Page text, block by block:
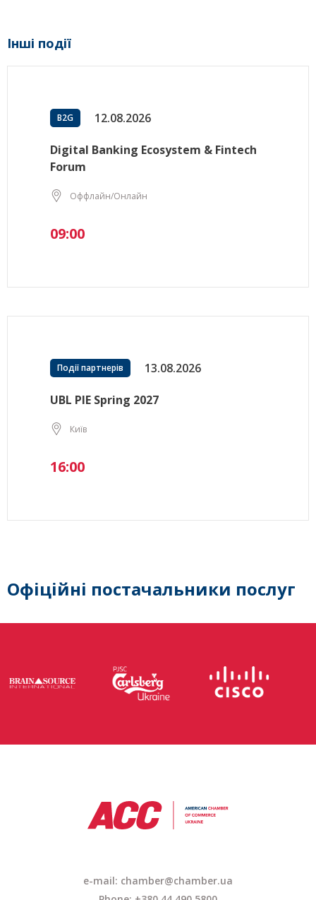
Інші події
B2G 12.08.2026
Digital Banking Ecosystem & Fintech
Forum
Оффлайн/Онлайн
09:00
Події партнерів 13.08.2026
UBL PIE Spring 2027
Київ
16:00
Офіційні постачальники послуг
e-mail: chamber@chamber.ua